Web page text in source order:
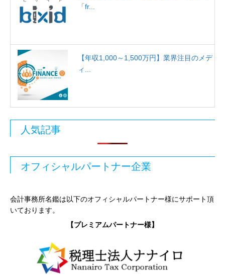
「fr...
【年収1,000～1,500万円】業界注目のメデ
ィ...
人気記事
オフィシャルパートナー企業
会計事務所名鑑は以下のオフィシャルパートナー様にサポート頂
いております。
【プレミアムパートナー様】